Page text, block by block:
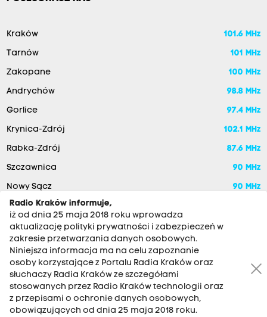
Kraków 101.6 MHz
Tarnów 101 MHz
Zakopane 100 MHz
Andrychów 98.8 MHz
Gorlice 97.4 MHz
Krynica-Zdrój 102.1 MHz
Rabka-Zdrój 87.6 MHz
Szczawnica 90 MHz
Nowy Sącz 90 MHz
RADIO KRAKÓW SA. Aleja Juliusza Słowackiego 22, 30-007
Kraków
Radio Kraków informuje,
iż od dnia 25 maja 2018 roku wprowadza
aktualizację polityki prywatności i zabezpieczeń w
zakresie przetwarzania danych osobowych.
Niniejsza informacja ma na celu zapoznanie
osoby korzystające z Portalu Radia Kraków oraz
słuchaczy Radia Kraków ze szczegółami
stosowanych przez Radio Kraków technologii oraz
z przepisami o ochronie danych osobowych,
obowiązujących od dnia 25 maja 2018 roku.